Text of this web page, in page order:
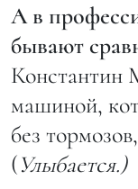
А в
бывают
Константин
машиной,
без
(Улыбается.)